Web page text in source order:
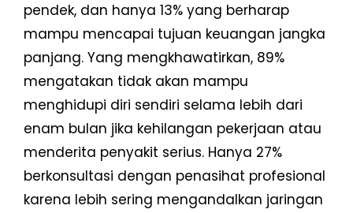
pendek, dan hanya 13% yang berharap
mampu mencapai tujuan keuangan jangka
panjang. Yang mengkhawatirkan, 89%
mengatakan tidak akan mampu
menghidupi diri sendiri selama lebih dari
enam bulan jika kehilangan pekerjaan atau
menderita penyakit serius. Hanya 27%
berkonsultasi dengan penasihat profesional
karena lebih sering mengandalkan jaringan